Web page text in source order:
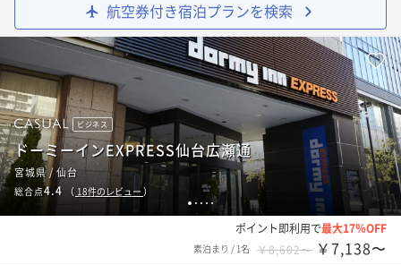
航空券付き宿泊プランを検索
1 2 3 4 5
ビジネス
ドーミーインEXPRESS仙台広瀬通
宮城県 / 仙台
総合点4.4 （ 18件のレビュー ）
ポイント即利用で最大17％OFF
素泊まり / 1名 ￥8,602〜 ￥7,138〜